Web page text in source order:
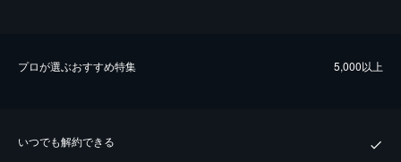
プロが選ぶおすすめ特集 5,000以上
いつでも解約できる